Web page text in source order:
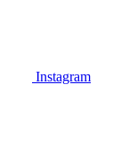
Instagram